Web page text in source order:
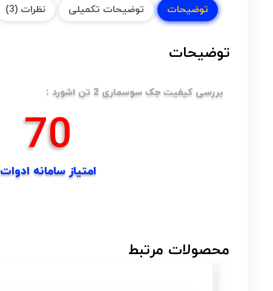
توضیحات توضیحات تکمیلی نظرات (3)
توضیحات
بررسی کیفیت جک سوسماری 2 تن اشورد :
امتیاز سامانه ادوات
70
محصولات مرتبط